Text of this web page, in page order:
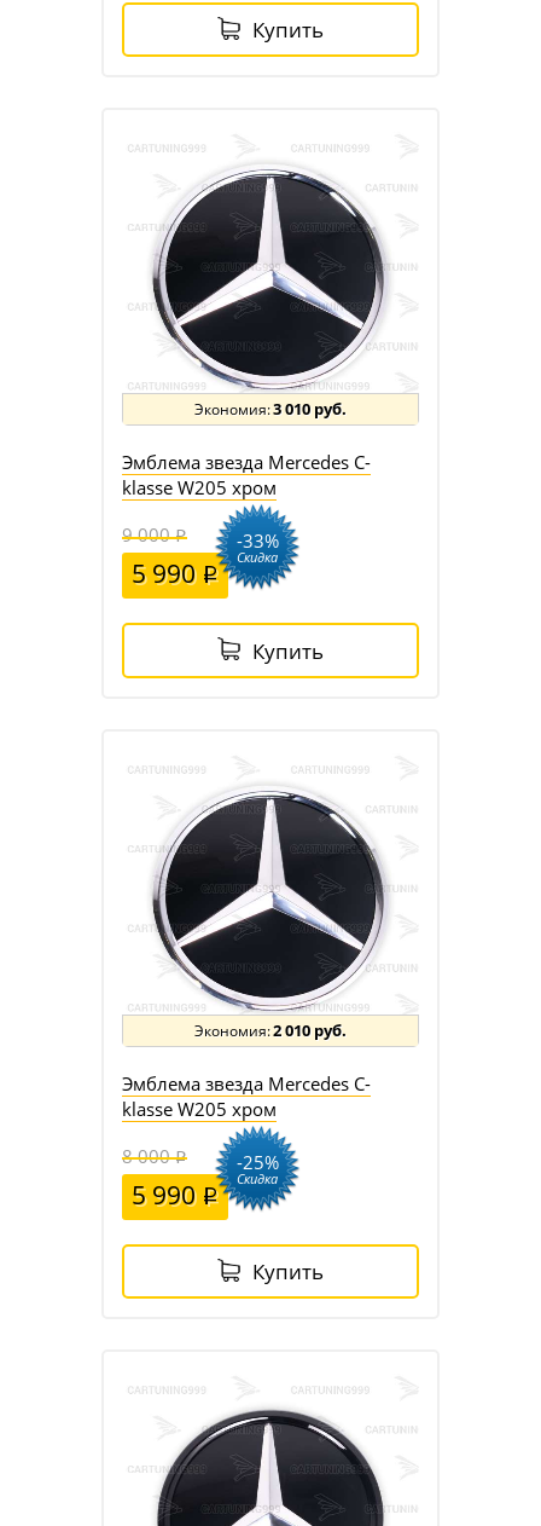
Купить
3 010 руб.
Эмблема звезда Mercedes C-
klasse W205 хром
9 000
5 990
-33%
Скидка
Купить
2 010 руб.
Эмблема звезда Mercedes C-
klasse W205 хром
8 000
5 990
-25%
Скидка
Купить